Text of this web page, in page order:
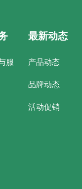
服
最新动态
产品动态
品牌动态
活动促销